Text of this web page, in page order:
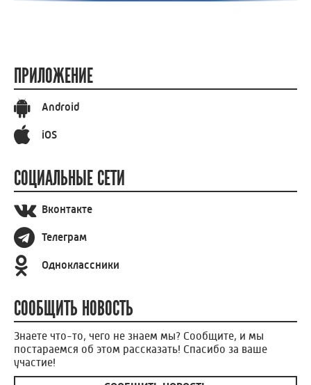
ПРИЛОЖЕНИЕ
Android
iOS
СОЦИАЛЬНЫЕ СЕТИ
Вконтакте
Телеграм
Одноклассники
СООБЩИТЬ НОВОСТЬ
Знаете что-то, чего не знаем мы? Сообщите, и мы
постараемся об этом рассказать! Спасибо за ваше
участие!